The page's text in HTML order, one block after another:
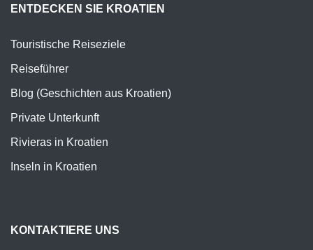
ENTDECKEN SIE KROATIEN
Touristische Reiseziele
Reiseführer
Blog (Geschichten aus Kroatien)
Private Unterkunft
Rivieras in Kroatien
Inseln in Kroatien
KONTAKTIERE UNS